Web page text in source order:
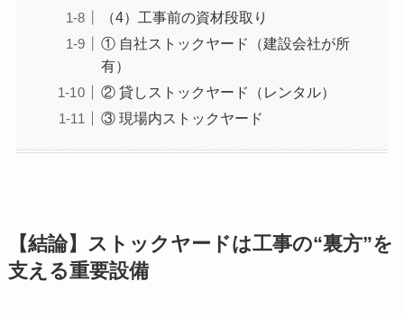
（4）工事前の資材段取り
① 自社ストックヤード（建設会社が所
有）
② 貸しストックヤード（レンタル）
③ 現場内ストックヤード
【結論】ストックヤードは工事の“裏方”を
支える重要設備